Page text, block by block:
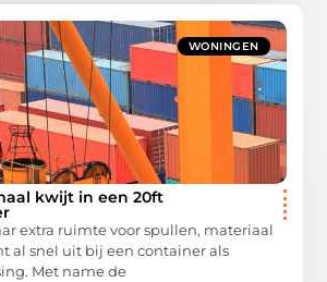
WONINGEN
kwijt in een 20ft
extra ruimte voor spullen, materiaal
al snel uit bij een container als
Met name de